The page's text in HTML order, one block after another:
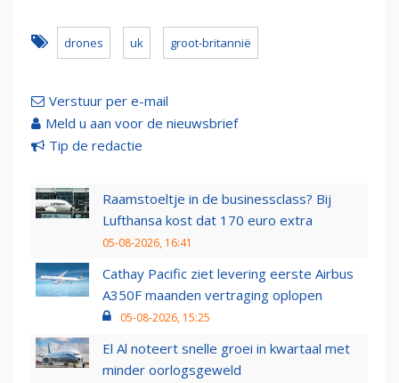
drones uk groot-britannië
Verstuur per e-mail
Meld u aan voor de nieuwsbrief
Tip de redactie
Raamstoeltje in de businessclass? Bij
Lufthansa kost dat 170 euro extra
05-08-2026, 16:41
Cathay Pacific ziet levering eerste Airbus
A350F maanden vertraging oplopen
05-08-2026, 15:25
El Al noteert snelle groei in kwartaal met
minder oorlogsgeweld